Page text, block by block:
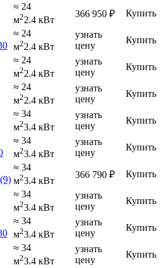
≈ 24
м22.4 кВт
366 950 ₽ Купить
≈ 24
м22.4 кВт
узнать
цену
Купить
≈ 24
м22.4 кВт
узнать
цену
Купить
≈ 24
м22.4 кВт
узнать
цену
Купить
≈ 34
м23.4 кВт
узнать
цену
Купить
≈ 34
м23.4 кВт
узнать
цену
Купить
≈ 34
м23.4 кВт
366 790 ₽ Купить
≈ 34
м23.4 кВт
узнать
цену
Купить
≈ 34
м23.4 кВт
узнать
цену
Купить
≈ 34
м23.4 кВт
узнать
цену
Купить